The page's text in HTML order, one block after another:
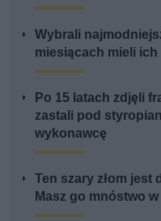
Wybrali
miesiącach mieli
Po 15 latach zdjęli
zastali pod
wykonawcę
Ten szary złom jest
Masz go mnóstwo